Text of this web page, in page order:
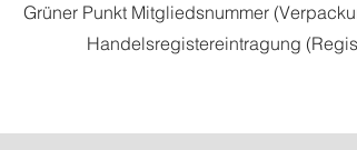
Grüner Punkt Mitgliedsnummer
Handelsregistereintragung